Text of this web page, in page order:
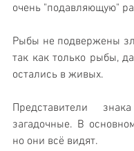
очень "подавляющую"
Рыбы не подвержены
так как только рыбы,
остались в живых.
Представители
загадочные. В
но они всё видят.